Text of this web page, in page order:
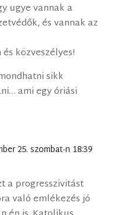
ugye vannak a
és vannak az
közveszélyes!
sikk
ami egy óriási
25. szombat-n 18:39
a progresszivitást
való emlékezés jó